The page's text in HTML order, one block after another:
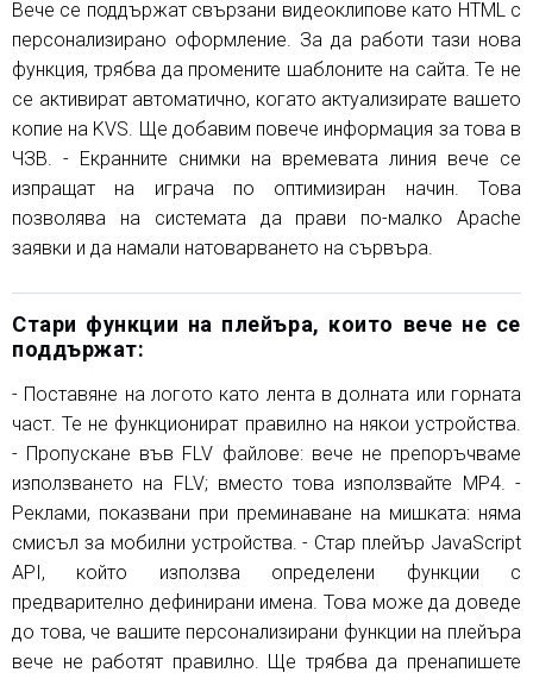
Вече се поддържат свързани видеоклипове като HTML с
персонализирано оформление. За да работи тази нова
функция, трябва да промените шаблоните на сайта. Те не
се активират автоматично, когато актуализирате вашето
копие на KVS. Ще добавим повече информация за това в
ЧЗВ. - Екранните снимки на времевата линия вече се
изпращат на играча по оптимизиран начин. Това
позволява на системата да прави по-малко Apache
заявки и да намали натоварването на сървъра.
Стари функции на плейъра, които вече не се
поддържат:
- Поставяне на логото като лента в долната или горната
част. Те не функционират правилно на някои устройства.
- Пропускане във FLV файлове: вече не препоръчваме
използването на FLV; вместо това използвайте MP4. -
Реклами, показвани при преминаване на мишката: няма
смисъл за мобилни устройства. - Стар плейър JavaScript
API, който използва определени функции с
предварително дефинирани имена. Това може да доведе
до това, че вашите персонализирани функции на плейъра
вече не работят правилно. Ще трябва да пренапишете